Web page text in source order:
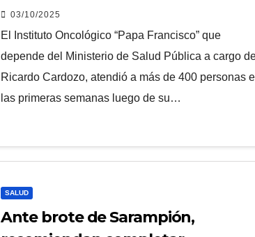
concretó 117 sesiones de
quimioterapia
03/10/2025
El Instituto Oncológico “Papa Francisco” que
depende del Ministerio de Salud Pública a cargo
Ricardo Cardozo, atendió a más de 400 personas
las primeras semanas luego de su…
SALUD
Ante brote de Sarampión,